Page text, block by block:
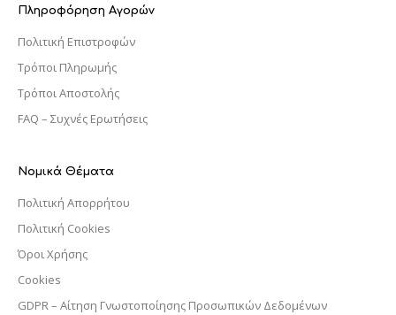
Πληροφόρηση Αγορών
Πολιτική Επιστροφών
Τρόποι Πληρωμής
Τρόποι Αποστολής
FAQ – Συχνές Ερωτήσεις
Νομικά Θέματα
Πολιτική Απορρήτου
Πολιτική Cookies
Όροι Χρήσης
Cookies
GDPR – Αίτηση Γνωστοποίησης Προσωπικών Δεδομένων